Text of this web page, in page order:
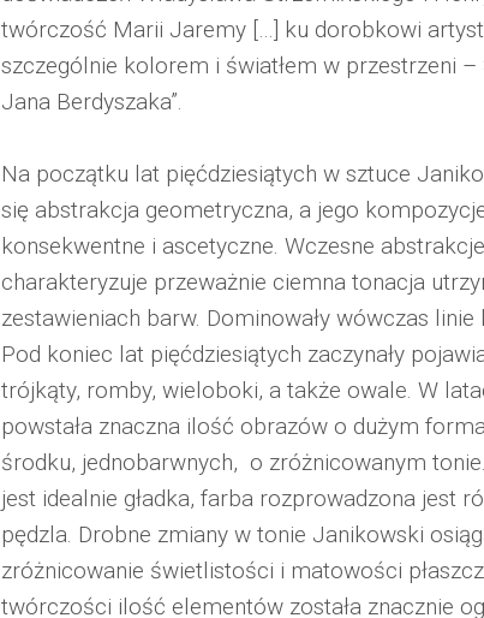
twórczość Marii Jaremy […] ku dorobkowi
szczególnie kolorem i światłem w przestrzeni
Jana Berdyszaka”.
Na początku lat pięćdziesiątych w sztuce
się abstrakcja geometryczna, a jego
konsekwentne i ascetyczne. Wczesne
charakteryzuje przeważnie ciemna tonacja
zestawieniach barw. Dominowały wówczas
Pod koniec lat pięćdziesiątych zaczynały
trójkąty, romby, wieloboki, a także owale. W
powstała znaczna ilość obrazów o dużym
środku, jednobarwnych, o zróżnicowanym
jest idealnie gładka, farba rozprowadzona jest
pędzla. Drobne zmiany w tonie Janikowski
zróżnicowanie świetlistości i matowości
twórczości ilość elementów została znacznie